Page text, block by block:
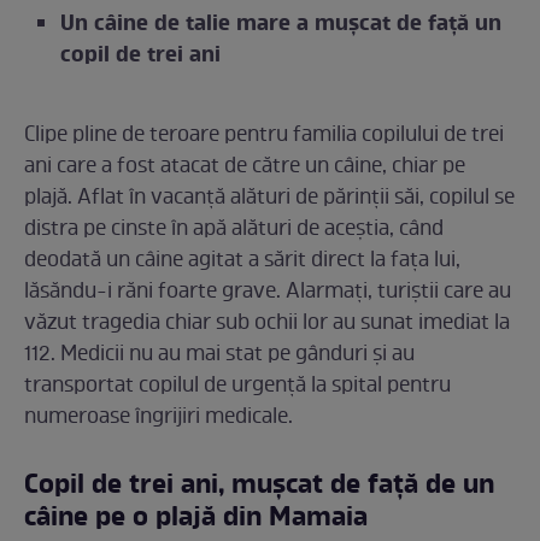
Un câine de talie mare a mușcat de față un
copil de trei ani
Clipe pline de teroare pentru familia copilului de trei
ani care a fost atacat de către un câine, chiar pe
plajă. Aflat în vacanță alături de părinții săi, copilul se
distra pe cinste în apă alături de aceștia, când
deodată un câine agitat a sărit direct la fața lui,
lăsăndu-i răni foarte grave. Alarmați, turiștii care au
văzut tragedia chiar sub ochii lor au sunat imediat la
112. Medicii nu au mai stat pe gânduri și au
transportat copilul de urgență la spital pentru
numeroase îngrijiri medicale.
Copil de trei ani, mușcat de față de un
câine pe o plajă din Mamaia